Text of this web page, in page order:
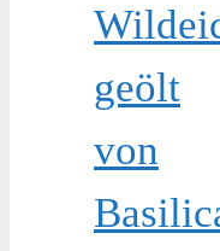
geölt
von